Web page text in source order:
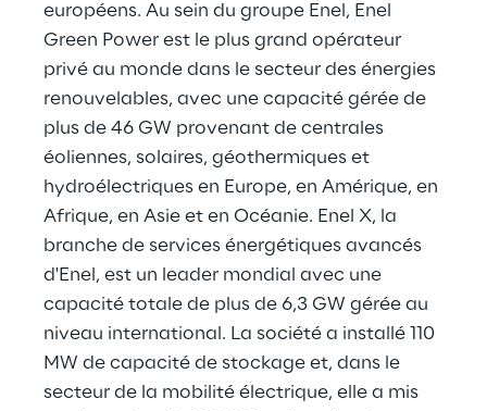
européens. Au sein du groupe Enel, Enel
Green Power est le plus grand opérateur
privé au monde dans le secteur des énergies
renouvelables, avec une capacité gérée de
plus de 46 GW provenant de centrales
éoliennes, solaires, géothermiques et
hydroélectriques en Europe, en Amérique, en
Afrique, en Asie et en Océanie. Enel X, la
branche de services énergétiques avancés
d'Enel, est un leader mondial avec une
capacité totale de plus de 6,3 GW gérée au
niveau international. La société a installé 110
MW de capacité de stockage et, dans le
secteur de la mobilité électrique, elle a mis